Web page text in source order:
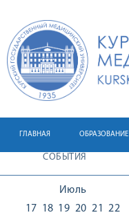
ГЛАВНАЯ ОБРАЗОВАНИЕ
СОБЫТИЯ
Июль
17 18 19 20 21
22